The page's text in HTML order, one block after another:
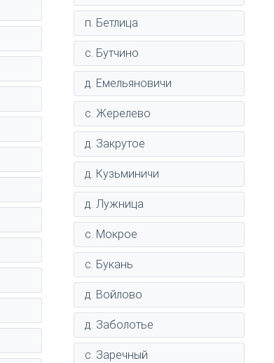
п. Бетлица
с. Бутчино
д. Емельяновичи
с. Жерелево
д. Закрутое
д. Кузьминичи
д. Лужница
с. Мокрое
с. Букань
д. Войлово
д. Заболотье
с. Заречный